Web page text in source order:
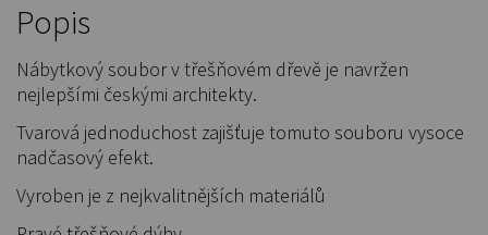
Popis
Nábytkový soubor v třešňovém dřevě je navržen
nejlepšími českými architekty.
Tvarová jednoduchost zajišťuje tomuto souboru vysoce
nadčasový efekt.
Vyroben je z nejkvalitnějších materiálů